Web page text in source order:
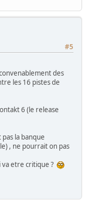
#5
des
les 16 pistes de
6 (le release
la banque
, ne pourrait on pas
etre critique ?